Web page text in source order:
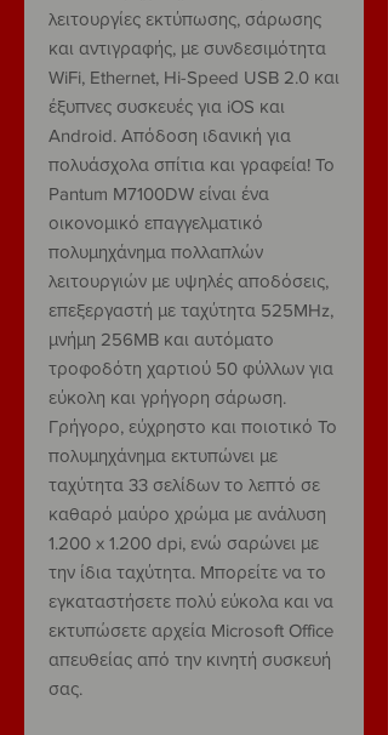
λειτουργίες εκτύπωσης, σάρωσης
και αντιγραφής, με συνδεσιμότητα
WiFi, Ethernet, Hi-Speed USB 2.0 και
έξυπνες συσκευές για iOS και
Android. Απόδοση ιδανική για
πολυάσχολα σπίτια και γραφεία! Το
Pantum M7100DW είναι ένα
οικονομικό επαγγελματικό
πολυμηχάνημα πολλαπλών
λειτουργιών με υψηλές αποδόσεις,
επεξεργαστή με ταχύτητα 525MHz,
μνήμη 256MB και αυτόματο
τροφοδότη χαρτιού 50 φύλλων για
εύκολη και γρήγορη σάρωση.
Γρήγορο, εύχρηστο και ποιοτικό Το
πολυμηχάνημα εκτυπώνει με
ταχύτητα 33 σελίδων το λεπτό σε
καθαρό μαύρο χρώμα με ανάλυση
1.200 x 1.200 dpi, ενώ σαρώνει με
την ίδια ταχύτητα. Μπορείτε να το
εγκαταστήσετε πολύ εύκολα και να
εκτυπώσετε αρχεία Microsoft Office
απευθείας από την κινητή συσκευή
σας.